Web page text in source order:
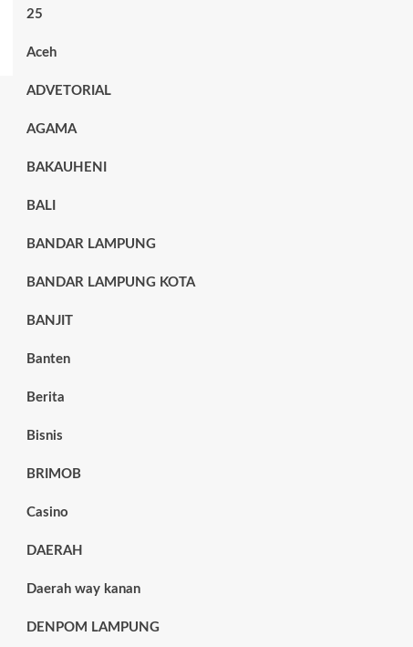
25
Aceh
ADVETORIAL
AGAMA
BAKAUHENI
BALI
BANDAR LAMPUNG
BANDAR LAMPUNG KOTA
BANJIT
Banten
Berita
Bisnis
BRIMOB
Casino
DAERAH
Daerah way kanan
DENPOM LAMPUNG